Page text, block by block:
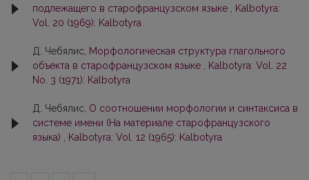
подлежащего в старофранцузском языке
Kalbotyra:
Vol. 20 (1969): Kalbotyra
Д. Чебялис, Морфологическая структура глагольного
объекта в старофранцузском языке
Kalbotyra: Vol. 22
No. 3 (1971): Kalbotyra
Д. Чебялис, О соотношении морфологии и синтаксиса в
системе имени (На материале старофранцузского
языка)
Kalbotyra: Vol. 12 (1965): Kalbotyra